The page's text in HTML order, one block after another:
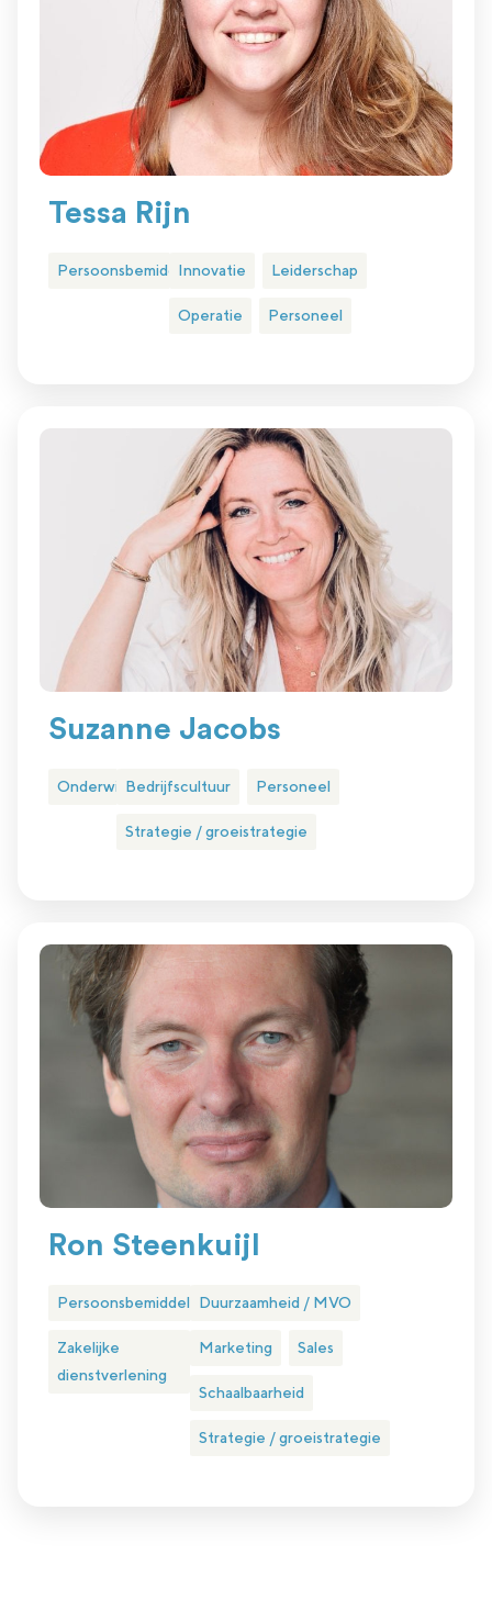
Tessa Rijn
PersoonsbemiddelingInnovatie Leiderschap
Operatie Personeel
Suzanne Jacobs
OnderwijsBedrijfscultuur Personeel
Strategie / groeistrategie
Ron Steenkuijl
Persoonsbemiddeling
Zakelijke
dienstverlening
Duurzaamheid / MVO
Marketing Sales
Schaalbaarheid
Strategie / groeistrategie